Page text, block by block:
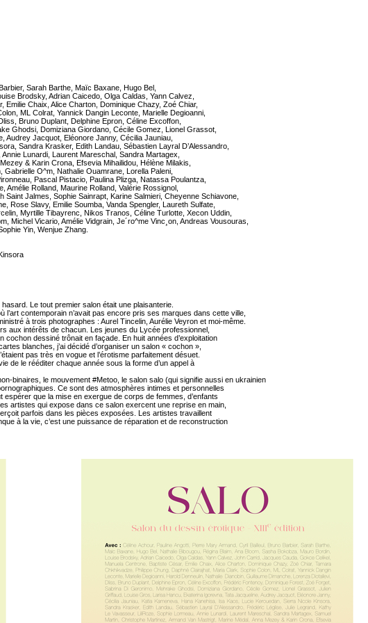
Sarah Barthe, Maïc Baxane, Hugo Bel,
Brodsky, Adrian Caicedo, Olga Caldas, Yann Calvez,
Chaix, Alice Charton, Dominique Chazy, Zoé Chiar,
ML Colrat, Yannick Dangin Leconte, Marielle Degioanni,
Bruno Duplant, Delphine Epron, Céline Excoffon,
Ghodsi, Domiziana Giordano, Cécile Gomez, Lionel Grassot,
Jacquot, Eléonore Janny, Cécilia Jauniau,
Sandra Krasker, Edith Landau, Sébastien Layral D’Alessandro,
Lunardi, Laurent Mareschal, Sandra Martagex,
& Karin Crona, Efsevia Mihailidou, Hélène Milakis,
O^m, Nathalie Ouamrane, Lorella Paleni,
Pascal Pistacio, Paulina Plizga, Natassa Poulantza,
Rolland, Maurine Rolland, Valérie Rossignol,
Jalmes, Sophie Sainrapt, Karine Salmieri, Cheyenne Schiavone,
Rose Slavy, Emilie Soumba, Vanda Spengler, Laureth Sulfate,
Myrtille Tibayrenc, Nikos Tranos, Céline Turlotte, Xecon Uddin,
Michel Vicario, Amélie Vidgrain, Je´ro^me Vinc¸on, Andreas Vousouras,
Yin, Wenjue Zhang.
Le tout premier salon était une plaisanterie.
contemporain n’avait pas encore pris ses marques dans cette ville,
à trois photographes : Aurel Tincelin, Aurélie Veyron et moi-même.
aux intérêts de chacun. Les jeunes du Lycée professionnel,
dessiné trônait en façade. En huit années d’exploitation
blanches, j’ai décidé d’organiser un salon « cochon »,
pas très en vogue et l’érotisme parfaitement désuet.
de le rééditer chaque année sous la forme d’un appel à
binaires, le mouvement #Metoo, le salon salo (qui signifie aussi en ukrainien
Ce sont des atmosphères intimes et personnelles
que la mise en exergue de corps de femmes, d’enfants
artistes qui expose dans ce salon exercent une reprise en main,
parfois dans les pièces exposées. Les artistes travaillent
à la vie, c’est une puissance de réparation et de reconstruction